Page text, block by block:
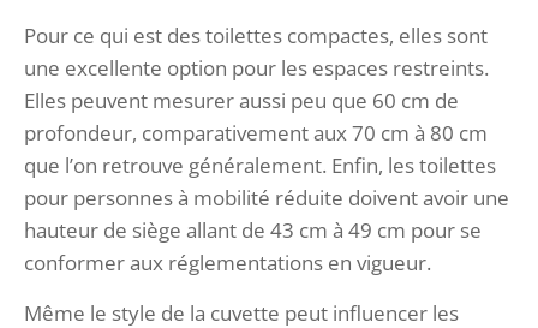
Pour ce qui est des toilettes compactes, elles sont
une excellente option pour les espaces restreints.
Elles peuvent mesurer aussi peu que 60 cm de
profondeur, comparativement aux 70 cm à 80 cm
que l’on retrouve généralement. Enfin, les toilettes
pour personnes à mobilité réduite doivent avoir une
hauteur de siège allant de 43 cm à 49 cm pour se
conformer aux réglementations en vigueur.
Même le style de la cuvette peut influencer les